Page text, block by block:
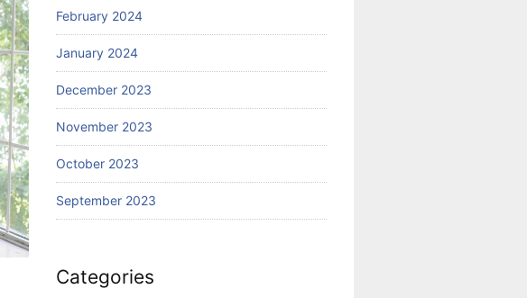
February 2024
January 2024
December 2023
November 2023
October 2023
September 2023
Categories